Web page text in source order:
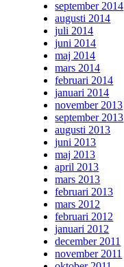
september 2014
augusti 2014
juli 2014
juni 2014
maj 2014
mars 2014
februari 2014
januari 2014
november 2013
september 2013
augusti 2013
juni 2013
maj 2013
april 2013
mars 2013
februari 2013
mars 2012
februari 2012
januari 2012
december 2011
november 2011